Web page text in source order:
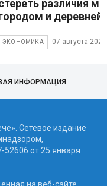
различия
и деревней
ЭКОНОМИКА 07 августа 2026
ИНФОРМАЦИЯ
Сетевое издание
от 25 января
на веб-сайте